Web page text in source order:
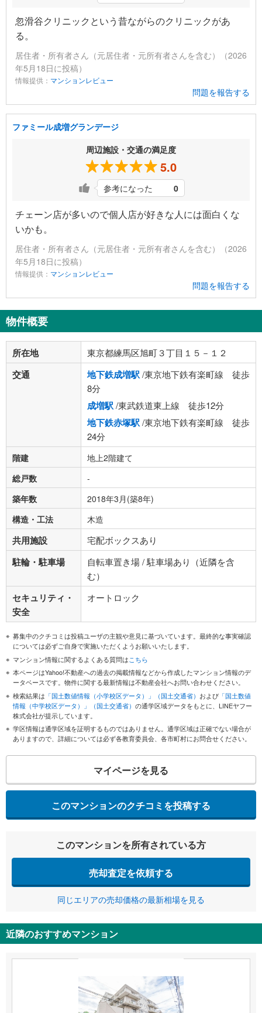
忽滑谷クリニックという昔ながらのクリニックがあ
る。
居住者・所有者さん（元居住者・元所有者さんを含む）（2026
年5月18日に投稿）
情報提供： マンションレビュー
問題を報告する
ファミール成増グランデージ
周辺施設・交通の満足度
5.0
参考になった 0
チェーン店が多いので個人店が好きな人には面白くな
いかも。
居住者・所有者さん（元居住者・元所有者さんを含む）（2026
年5月18日に投稿）
情報提供： マンションレビュー
問題を報告する
物件概要
所在地 東京都練馬区旭町３丁目１５－１２
交通 地下鉄成増駅/東京地下鉄有楽町線 徒歩
8分
成増駅/東武鉄道東上線 徒歩12分
地下鉄赤塚駅/東京地下鉄有楽町線 徒歩
24分
階建
地上2階建て
総戸数
-
築年数
2018年3月(築8年)
構造・工法
木造
共用施設 宅配ボックスあり
駐輪・駐車場
自転車置き場 / 駐車場あり（近隣を含
む）
セキュリティ・
安全
オートロック
募集中のクチコミは投稿ユーザの主観や意見に基づいています。最終的な事実確認
については必ずご自身で実施いただくようお願いいたします。
マンション情報に関するよくある質問はこちら
本ページはYahoo!不動産への過去の掲載情報などから作成したマンション情報のデ
ータベースです。物件に関する最新情報は不動産会社へお問い合わせください。
検索結果は 「国土数値情報（小学校区データ）」（国土交通省） および 「国土数値
情報（中学校区データ）」（国土交通省） の通学区域データをもとに、LINEヤフー
株式会社が提示しています。
学区情報は通学区域を証明するものではありません。通学区域は正確でない場合が
ありますので、詳細については必ず各教育委員会、各市町村にお問合せください。
マイページを見る
このマンションのクチコミを投稿する
このマンションを所有されている方
売却査定を依頼する
同じエリアの売却価格の最新相場を見る
近隣のおすすめマンション